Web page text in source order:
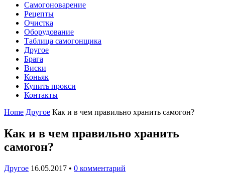
Самогоноварение
Рецепты
Очистка
Оборудование
Таблица самогонщика
Другое
Брага
Виски
Коньяк
Купить прокси
Контакты
Home Другое Как и в чем правильно хранить самогон?
Как и в чем правильно хранить
самогон?
Другое 16.05.2017 • 0 комментарий